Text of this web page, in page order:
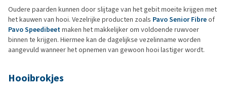
Oudere paarden kunnen door slijtage van het gebit moeite krijgen met
het kauwen van hooi. Vezelrijke producten zoals Pavo Senior Fibreof
Pavo Speedibeetmaken het makkelijker om voldoende ruwvoer
binnen te krijgen. Hiermee kan de dagelijkse vezelinname worden
aangevuld wanneer het opnemen van gewoon hooi lastiger wordt.
Hooibrokjes